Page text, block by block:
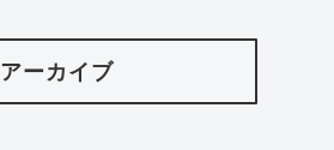
アーカイブ